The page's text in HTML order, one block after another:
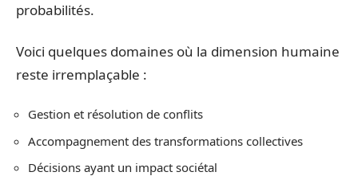
probabilités.
Voici quelques domaines où la dimension humaine
reste irremplaçable :
Gestion et résolution de conflits
Accompagnement des transformations collectives
Décisions ayant un impact sociétal